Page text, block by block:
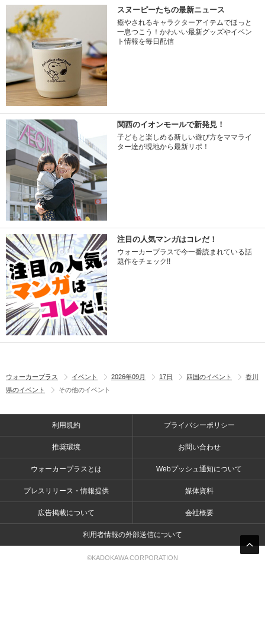
スヌーピーたちの最新ニュース
癒やされるキャラクターアイテムでほっと
一息つこう！かわいい最新グッズやイベン
ト情報を毎日配信
関西のイオンモールで新発見！
子どもと楽しめる新しい遊び方をママライ
ター達が現地から最新リポ！
注目の人気マンガはコレだ！
ウォーカープラスで今一番読まれている話
題作をチェック!!
ウォーカープラス イベント 2026年09月 17日 四国のイベント
香川
県のイベント
その他のイベント
利用規約 プライバシーポリシー
推奨環境 お問い合わせ
ウォーカープラスとは Webプッシュ通知について
プレスリリース・情報提供 媒体資料
広告掲載について 会社概要
利用者情報の外部送信について
©KADOKAWA CORPORATION